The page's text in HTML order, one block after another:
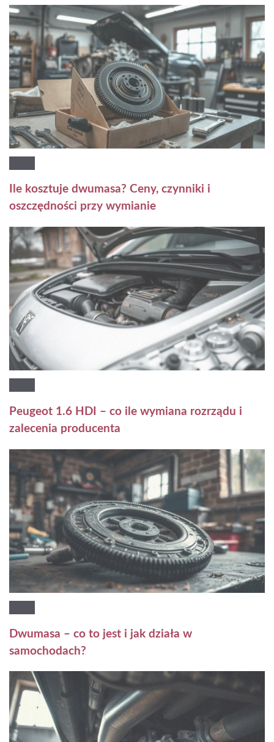
Ile kosztuje dwumasa? Ceny, czynniki i
oszczędności przy wymianie
Peugeot 1.6 HDI – co ile wymiana rozrządu i
zalecenia producenta
Dwumasa – co to jest i jak działa w
samochodach?